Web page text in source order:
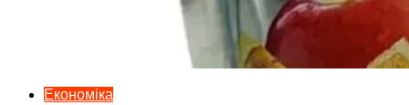
Економіка